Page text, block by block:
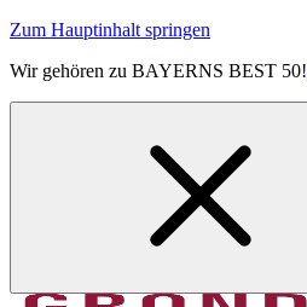
Zum Hauptinhalt springen
Wir gehören zu BAYERNS BEST 50!